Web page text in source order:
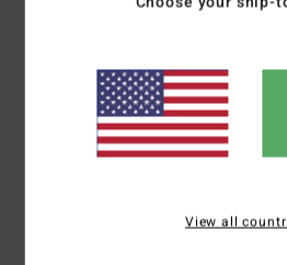
Taglia
Troppo piccoloTroppo grande
View all